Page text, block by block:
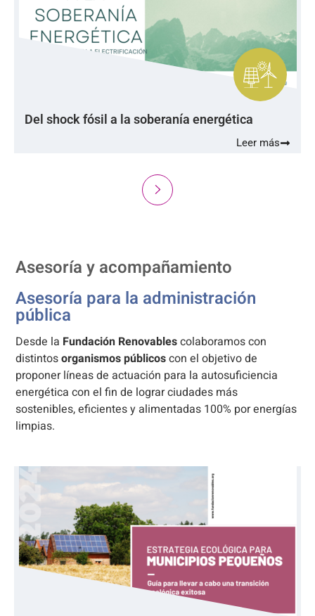
Del shock fósil a la soberanía energética
Leer más
Asesoría y acompañamiento
Asesoría para la administración
pública
Desde la Fundación Renovablescolaboramos con
distintosorganismos públicoscon el objetivo de
proponer líneas de actuación para la autosuficiencia
energética con el fin de lograr ciudades más
sostenibles, eficientes y alimentadas 100% por energías
limpias.